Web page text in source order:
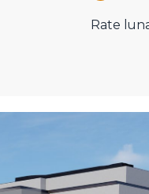
Rate